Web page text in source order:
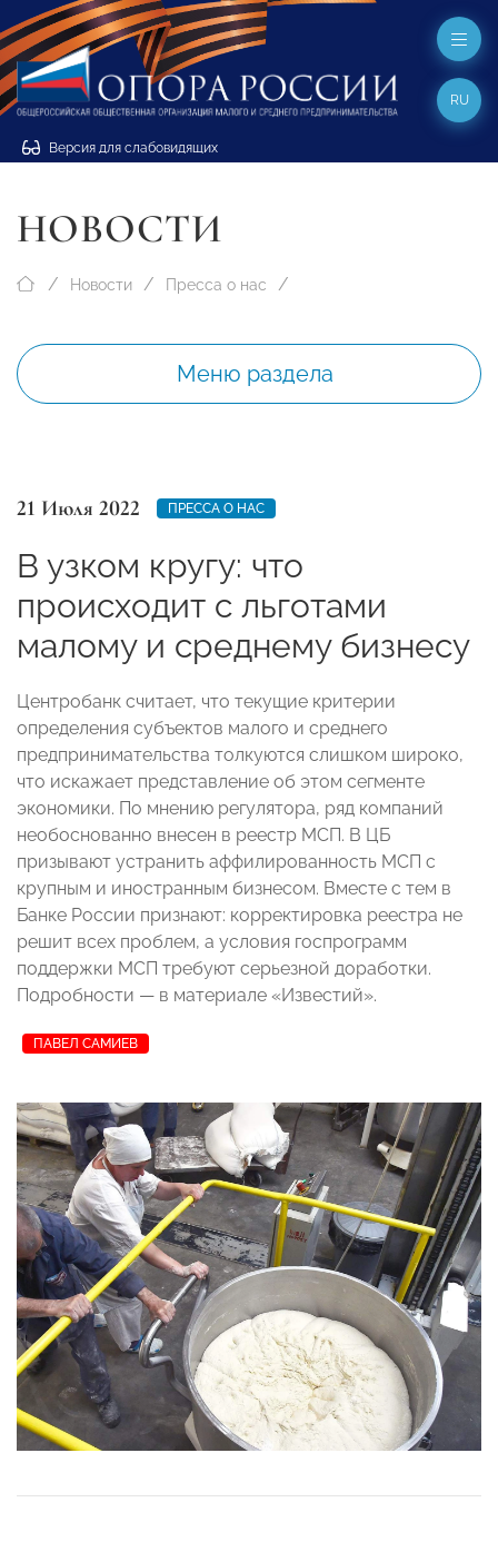
Версия для слабовидящих
RU
НОВОСТИ
Новости Пресса о нас
Меню раздела
21 Июля 2022 ПРЕССА О НАС
В узком кругу: что
происходит с льготами
малому и среднему бизнесу
Центробанк считает, что текущие критерии
определения субъектов малого и среднего
предпринимательства толкуются слишком широко,
что искажает представление об этом сегменте
экономики. По мнению регулятора, ряд компаний
необоснованно внесен в реестр МСП. В ЦБ
призывают устранить аффилированность МСП с
крупным и иностранным бизнесом. Вместе с тем в
Банке России признают: корректировка реестра не
решит всех проблем, а условия госпрограмм
поддержки МСП требуют серьезной доработки.
Подробности — в материале «Известий».
ПАВЕЛ САМИЕВ